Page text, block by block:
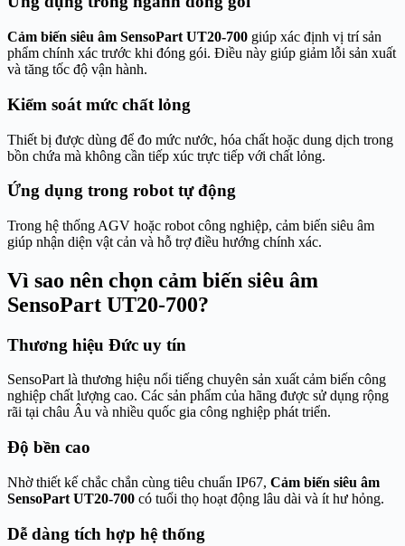
Cảm biến siêu âm SensoPart UT20-700 giúp xác định vị trí sản
phẩm chính xác trước khi đóng gói. Điều này giúp giảm lỗi sản xuất
và tăng tốc độ vận hành.
Kiểm soát mức chất lỏng
Thiết bị được dùng để đo mức nước, hóa chất hoặc dung dịch trong
bồn chứa mà không cần tiếp xúc trực tiếp với chất lỏng.
Ứng dụng trong robot tự động
Trong hệ thống AGV hoặc robot công nghiệp, cảm biến siêu âm
giúp nhận diện vật cản và hỗ trợ điều hướng chính xác.
Vì sao nên chọn cảm biến siêu âm
SensoPart UT20-700?
Thương hiệu Đức uy tín
SensoPart là thương hiệu nổi tiếng chuyên sản xuất cảm biến công
nghiệp chất lượng cao. Các sản phẩm của hãng được sử dụng rộng
rãi tại châu Âu và nhiều quốc gia công nghiệp phát triển.
Độ bền cao
Nhờ thiết kế chắc chắn cùng tiêu chuẩn IP67, Cảm biến siêu âm
SensoPart UT20-700 có tuổi thọ hoạt động lâu dài và ít hư hỏng.
Dễ dàng tích hợp hệ thống